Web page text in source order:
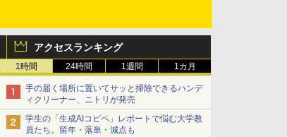
アクセスランキング
1時間 24時間 1週間 1カ月
手の届く場所に置いてサッと掃除できるハンデ
ィクリーナー、ニトリが発売
学生の「生成AIコピペ」レポートで悩む大学教
員たち。留年・落単・減点も